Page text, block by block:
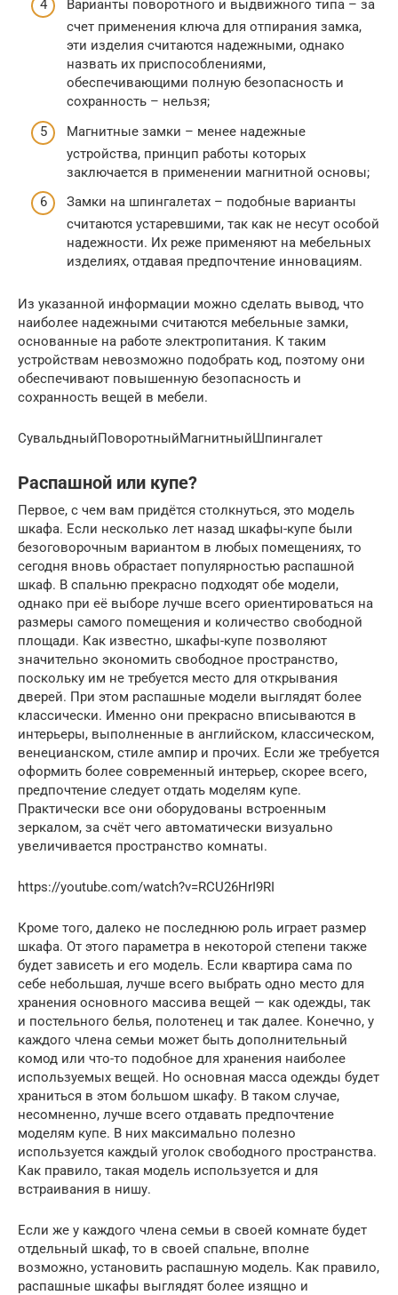
Варианты поворотного и выдвижного типа – за
счет применения ключа для отпирания замка,
эти изделия считаются надежными, однако
назвать их приспособлениями,
обеспечивающими полную безопасность и
сохранность – нельзя;
Магнитные замки – менее надежные
устройства, принцип работы которых
заключается в применении магнитной основы;
Замки на шпингалетах – подобные варианты
считаются устаревшими, так как не несут особой
надежности. Их реже применяют на мебельных
изделиях, отдавая предпочтение инновациям.
Из указанной информации можно сделать вывод, что
наиболее надежными считаются мебельные замки,
основанные на работе электропитания. К таким
устройствам невозможно подобрать код, поэтому они
обеспечивают повышенную безопасность и
сохранность вещей в мебели.
СувальдныйПоворотныйМагнитныйШпингалет
Распашной или купе?
Первое, с чем вам придётся столкнуться, это модель
шкафа. Если несколько лет назад шкафы-купе были
безоговорочным вариантом в любых помещениях, то
сегодня вновь обрастает популярностью распашной
шкаф. В спальню прекрасно подходят обе модели,
однако при её выборе лучше всего ориентироваться на
размеры самого помещения и количество свободной
площади. Как известно, шкафы-купе позволяют
значительно экономить свободное пространство,
поскольку им не требуется место для открывания
дверей. При этом распашные модели выглядят более
классически. Именно они прекрасно вписываются в
интерьеры, выполненные в английском, классическом,
венецианском, стиле ампир и прочих. Если же требуется
оформить более современный интерьер, скорее всего,
предпочтение следует отдать моделям купе.
Практически все они оборудованы встроенным
зеркалом, за счёт чего автоматически визуально
увеличивается пространство комнаты.
https://youtube.com/watch?v=RCU26HrI9RI
Кроме того, далеко не последнюю роль играет размер
шкафа. От этого параметра в некоторой степени также
будет зависеть и его модель. Если квартира сама по
себе небольшая, лучше всего выбрать одно место для
хранения основного массива вещей — как одежды, так
и постельного белья, полотенец и так далее. Конечно, у
каждого члена семьи может быть дополнительный
комод или что-то подобное для хранения наиболее
используемых вещей. Но основная масса одежды будет
храниться в этом большом шкафу. В таком случае,
несомненно, лучше всего отдавать предпочтение
моделям купе. В них максимально полезно
используется каждый уголок свободного пространства.
Как правило, такая модель используется и для
встраивания в нишу.
Если же у каждого члена семьи в своей комнате будет
отдельный шкаф, то в своей спальне, вполне
возможно, установить распашную модель. Как правило,
распашные шкафы выглядят более изящно и